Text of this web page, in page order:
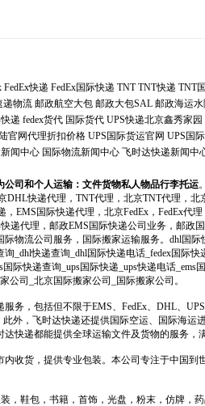
FedEx快递 FedEx国际快递 TNT TNT快递 TNT
递物流 邮政航空大包 邮政大包SAL 邮政海运
递 fedex货代 国际货代 UPS快递北京鑫秀家园
官网代理折扣价格 UPS国际货运官网 UPS国
闻中心 国际物流新闻中心 飞时达快递新闻中
司和个人运输：文件货物私人物品行李托运。
快递代理，TNT代理，北京TNT代理，
EMS国际快递代理，北京FedEx，FedEx代
递代理，邮政EMS国际快递公司业务，邮政
物流公司服务，国际搬家运输服务。dhl国际
询_dhl快递查询_dhl国际快递电话_fedex国际
际快递查询_ups国际快递_ups快递电话_ems
公司_北京国际搬家公司_国际搬家公司。
务，包括但不限于EMS、FedEx、DHL、
外，飞时达快递还提供国际空运、国际海运
快递都能提供全球运输文件及货物的服务，
收货，提供专业包装。本公司专注于中国到
，鞋包，书籍，首饰，光盘，粉末，仿牌，